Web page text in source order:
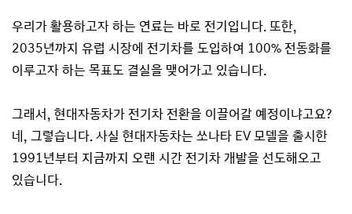
우리가 활용하고자 하는 연료는 바로 전기입니다. 또한,
2035년까지 유럽 시장에 전기차를 도입하여 100% 전동화를
이루고자 하는 목표도 결실을 맺어가고 있습니다.
그래서, 현대자동차가 전기차 전환을 이끌어갈 예정이냐고요?
네, 그렇습니다. 사실 현대자동차는 쏘나타 EV 모델을 출시한
1991년부터 지금까지 오랜 시간 전기차 개발을 선도해오고
있습니다.